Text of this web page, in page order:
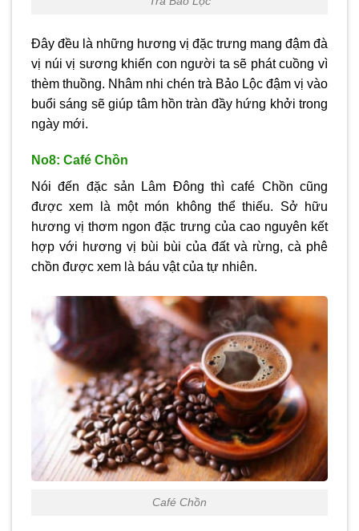
Đây đều là những hương vị đặc trưng mang đậm đà
vị núi vị sương khiến con người ta sẽ phát cuồng vì
thèm thuồng. Nhâm nhi chén trà Bảo Lộc đậm vị vào
buổi sáng sẽ giúp tâm hồn tràn đầy hứng khởi trong
ngày mới.
No8: Café Chồn
Nói đến đặc sản Lâm Đông thì café Chồn cũng
được xem là một món không thể thiếu. Sở hữu
hương vị thơm ngon đặc trưng của cao nguyên kết
hợp với hương vị bùi bùi của đất và rừng, cà phê
chồn được xem là báu vật của tự nhiên.
Café Chồn